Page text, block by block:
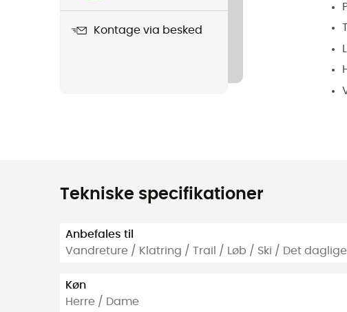
Kontage via besked
Tekniske specifikationer
Anbefales til
Vandreture / Klatring / Trail / Løb / Ski / Det
Køn
Herre / Dame